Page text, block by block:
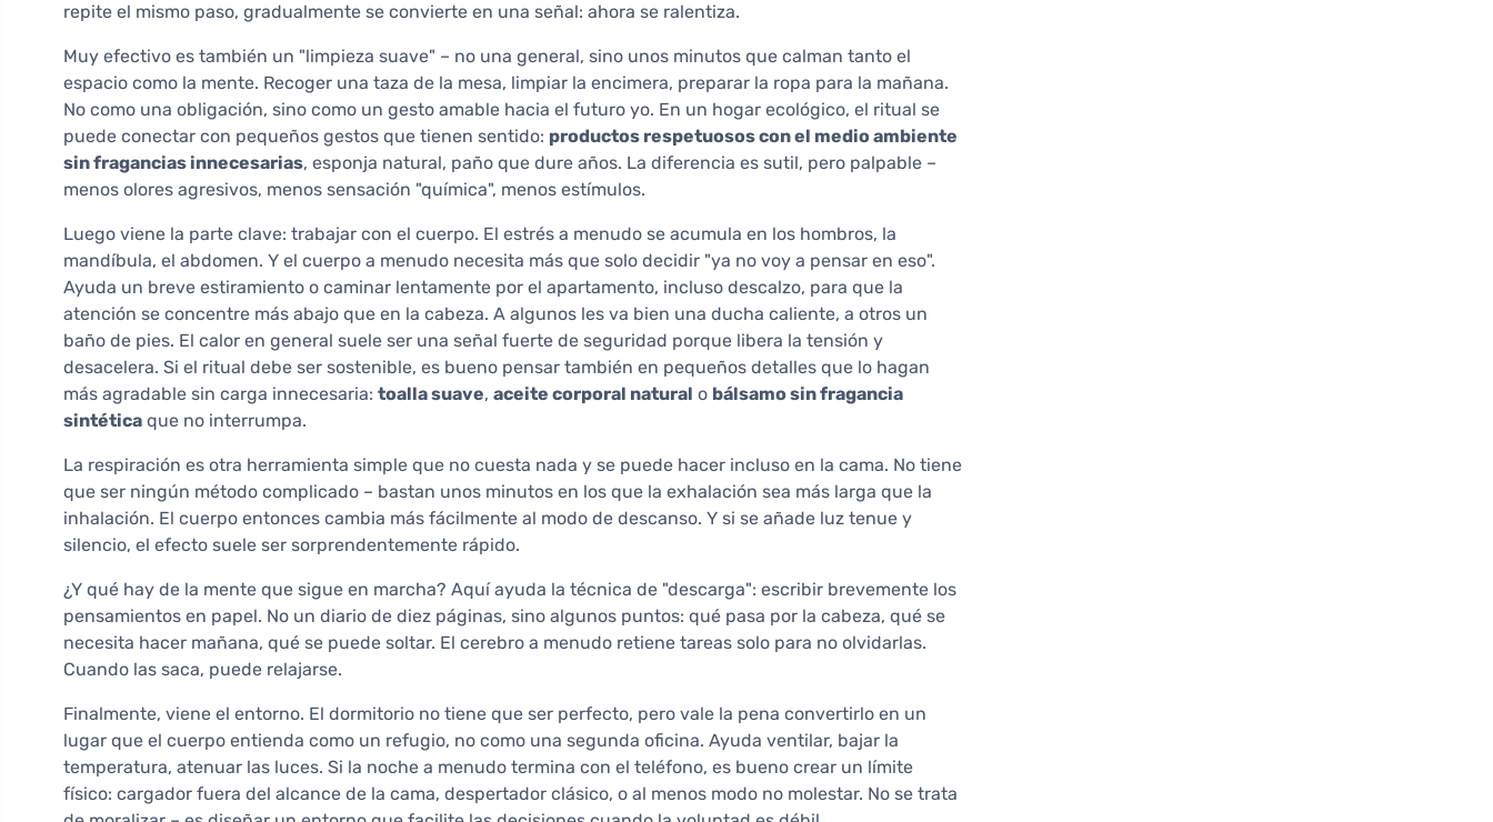
repite el mismo paso, gradualmente se convierte en una señal: ahora se ralentiza.
Muy efectivo es también un "limpieza suave" – no una general, sino unos minutos que calman tanto el
espacio como la mente. Recoger una taza de la mesa, limpiar la encimera, preparar la ropa para la mañana.
No como una obligación, sino como un gesto amable hacia el futuro yo. En un hogar ecológico, el ritual se
puede conectar con pequeños gestos que tienen sentido: productos respetuosos con el medio ambiente
sin fragancias innecesarias, esponja natural, paño que dure años. La diferencia es sutil, pero palpable –
menos olores agresivos, menos sensación "química", menos estímulos.
Luego viene la parte clave: trabajar con el cuerpo. El estrés a menudo se acumula en los hombros, la
mandíbula, el abdomen. Y el cuerpo a menudo necesita más que solo decidir "ya no voy a pensar en eso".
Ayuda un breve estiramiento o caminar lentamente por el apartamento, incluso descalzo, para que la
atención se concentre más abajo que en la cabeza. A algunos les va bien una ducha caliente, a otros un
baño de pies. El calor en general suele ser una señal fuerte de seguridad porque libera la tensión y
desacelera. Si el ritual debe ser sostenible, es bueno pensar también en pequeños detalles que lo hagan
más agradable sin carga innecesaria: toalla suave, aceite corporal natural o bálsamo sin fragancia
sintética que no interrumpa.
La respiración es otra herramienta simple que no cuesta nada y se puede hacer incluso en la cama. No tiene
que ser ningún método complicado – bastan unos minutos en los que la exhalación sea más larga que la
inhalación. El cuerpo entonces cambia más fácilmente al modo de descanso. Y si se añade luz tenue y
silencio, el efecto suele ser sorprendentemente rápido.
¿Y qué hay de la mente que sigue en marcha? Aquí ayuda la técnica de "descarga": escribir brevemente los
pensamientos en papel. No un diario de diez páginas, sino algunos puntos: qué pasa por la cabeza, qué se
necesita hacer mañana, qué se puede soltar. El cerebro a menudo retiene tareas solo para no olvidarlas.
Cuando las saca, puede relajarse.
Finalmente, viene el entorno. El dormitorio no tiene que ser perfecto, pero vale la pena convertirlo en un
lugar que el cuerpo entienda como un refugio, no como una segunda oficina. Ayuda ventilar, bajar la
temperatura, atenuar las luces. Si la noche a menudo termina con el teléfono, es bueno crear un límite
físico: cargador fuera del alcance de la cama, despertador clásico, o al menos modo no molestar. No se trata